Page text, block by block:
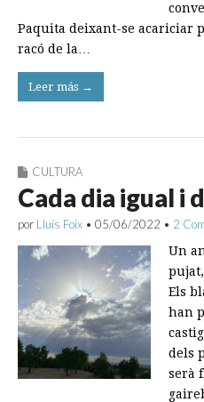
Paquita deixant-se acariciar
racó de la…
Leer más →
CULTURA
Cada dia igual i
por Lluís Foix • 05/06/2022 • 2
Un
Els
han
dels
serà